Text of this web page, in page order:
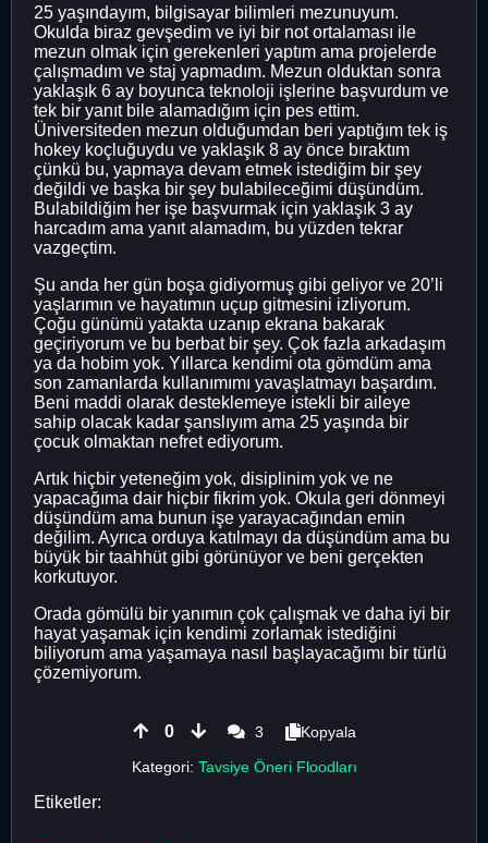
25 yaşındayım, bilgisayar bilimleri mezunuyum.
Okulda biraz gevşedim ve iyi bir not ortalaması ile
mezun olmak için gerekenleri yaptım ama projelerde
çalışmadım ve staj yapmadım. Mezun olduktan sonra
yaklaşık 6 ay boyunca teknoloji işlerine başvurdum ve
tek bir yanıt bile alamadığım için pes ettim.
Üniversiteden mezun olduğumdan beri yaptığım tek iş
hokey koçluğuydu ve yaklaşık 8 ay önce bıraktım
çünkü bu, yapmaya devam etmek istediğim bir şey
değildi ve başka bir şey bulabileceğimi düşündüm.
Bulabildiğim her işe başvurmak için yaklaşık 3 ay
harcadım ama yanıt alamadım, bu yüzden tekrar
vazgeçtim.
Şu anda her gün boşa gidiyormuş gibi geliyor ve 20’li
yaşlarımın ve hayatımın uçup gitmesini izliyorum.
Çoğu günümü yatakta uzanıp ekrana bakarak
geçiriyorum ve bu berbat bir şey. Çok fazla arkadaşım
ya da hobim yok. Yıllarca kendimi ota gömdüm ama
son zamanlarda kullanımımı yavaşlatmayı başardım.
Beni maddi olarak desteklemeye istekli bir aileye
sahip olacak kadar şanslıyım ama 25 yaşında bir
çocuk olmaktan nefret ediyorum.
Artık hiçbir yeteneğim yok, disiplinim yok ve ne
yapacağıma dair hiçbir fikrim yok. Okula geri dönmeyi
düşündüm ama bunun işe yarayacağından emin
değilim. Ayrıca orduya katılmayı da düşündüm ama bu
büyük bir taahhüt gibi görünüyor ve beni gerçekten
korkutuyor.
Orada gömülü bir yanımın çok çalışmak ve daha iyi bir
hayat yaşamak için kendimi zorlamak istediğini
biliyorum ama yaşamaya nasıl başlayacağımı bir türlü
çözemiyorum.
0 3
Kopyala
Kategori: Tavsiye Öneri Floodları
Etiketler: